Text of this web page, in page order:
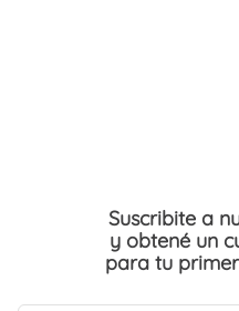
Suscribite a
y obtené un
para tu